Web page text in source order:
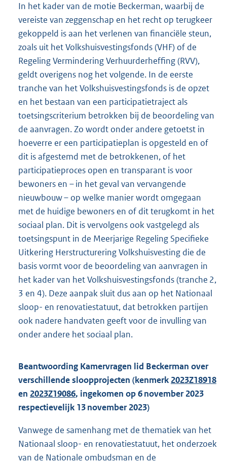
In het kader van de motie Beckerman, waarbij de
vereiste van zeggenschap en het recht op terugkeer
gekoppeld is aan het verlenen van financiële steun,
zoals uit het Volkshuisvestingsfonds (VHF) of de
Regeling Vermindering Verhuurderheffing (RVV),
geldt overigens nog het volgende. In de eerste
tranche van het Volkshuisvestingsfonds is de opzet
en het bestaan van een participatietraject als
toetsingscriterium betrokken bij de beoordeling van
de aanvragen. Zo wordt onder andere getoetst in
hoeverre er een participatieplan is opgesteld en of
dit is afgestemd met de betrokkenen, of het
participatieproces open en transparant is voor
bewoners en – in het geval van vervangende
nieuwbouw – op welke manier wordt omgegaan
met de huidige bewoners en of dit terugkomt in het
sociaal plan. Dit is vervolgens ook vastgelegd als
toetsingspunt in de Meerjarige Regeling Specifieke
Uitkering Herstructurering Volkshuisvesting die de
basis vormt voor de beoordeling van aanvragen in
het kader van het Volkshuisvestingsfonds (tranche 2,
3 en 4). Deze aanpak sluit dus aan op het Nationaal
sloop- en renovatiestatuut, dat betrokken partijen
ook nadere handvaten geeft voor de invulling van
onder andere het sociaal plan.
Beantwoording Kamervragen lid Beckerman over
verschillende sloopprojecten (kenmerk 2023Z18918
en 2023Z19086, ingekomen op 6 november 2023
respectievelijk 13 november 2023)
Vanwege de samenhang met de thematiek van het
Nationaal sloop- en renovatiestatuut, het onderzoek
van de Nationale ombudsman en de